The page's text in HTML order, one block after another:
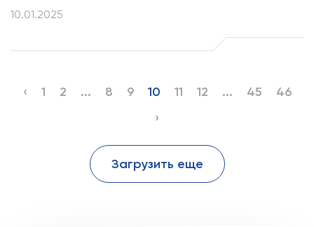
10.01.2025
‹ 1 2 ... 8 9 10 11 12 ... 45
46
›
Загрузить еще